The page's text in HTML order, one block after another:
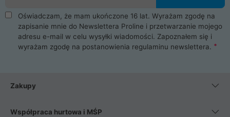
Oświadczam, że mam ukończone 16 lat. Wyrażam zgodę na
zapisanie mnie do Newslettera Proline i przetwarzanie mojego
adresu e-mail w celu wysyłki wiadomości. Zapoznałem się i
wyrażam zgodę na postanowienia regulaminu newslettera.
Zakupy
Współpraca hurtowa i MŚP